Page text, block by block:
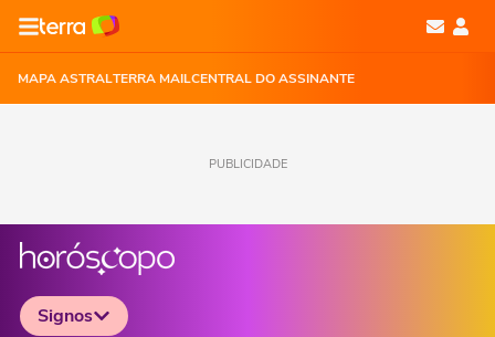
MAPA ASTRALTERRA MAILCENTRAL DO ASSINANTE
PUBLICIDADE
Signos